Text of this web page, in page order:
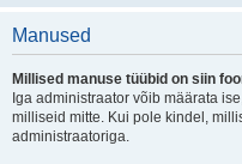
Manused
Millised manuse tüübid on siin
Iga administraator võib määrata
milliseid mitte. Kui pole kindel,
administraatoriga.